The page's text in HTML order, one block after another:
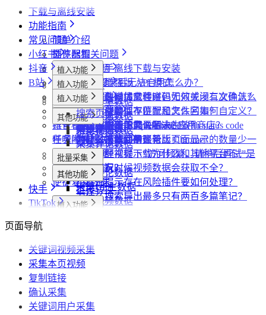
达人详情页
视频详情页
批量采集
采集评论数据
采集视频数据
其他功能
链接转换
达人详情页
视频详情页
批量采集
采集达人数据
采集视频数据
采集评论数据
其他功能
短链解析
下载与离线安装
功能指南
简单介绍
插件配置
飞书同步
数据上报
采集模式
采集历史
账号管理
任务闹钟
采集本页数据
媒体文件下载
便捷复制数据
常见问题
浏览器相关问题
社媒助手离线下载与安装
CRX 安装后无法启用怎么办？
下载插件时提示程序包无效或没有文件怎么
办？
为什么无法访问 Chrome 应用商店？
为什么推荐使用最新版 Chrome？
会员相关问题
什么是增强版 API 模式
什么是自动加载验证码
如何免费获取 VIP
第三方收费下载说明
为什么不能注册账号
下载相关问题
批量下载媒体文件时，如何关闭二次确认？
下载文件的保存位置和文件名如何自定义？
为什么配置的文件名未生效？
飞书相关问题
提示字段类型不匹配是怎么回事？
提示权限不足怎么解决？
小红书相关问题
小红书出现“Request failed with status code
406“是怎么回事？
小红书经常提示“访问频繁，请稍后再试”是
什么情况？
小红书提示存在风险插件要如何处理？
为什么搜索导出最多只有两百多篇笔记？
抖音相关问题
为什么采集到的评论比页面显示的数量少一
些？
为什么有时候视频数据会获取不全？
哔哩哔哩相关问题
哔哩哔哩视频下载为什么和其他平台不一
样？
小红书
植入功能
专辑页
笔记详情页
搜索页
博主详情页
批量采集
采集博主数据
采集评论数据
采集笔记数据
其他功能
链接转换
抖音
植入功能
搜索页
达人详情页
视频详情页
批量采集
采集达人数据
采集视频数据
采集评论数据
其他功能
链接转换
B站
植入功能
搜索页
UP主详情页
视频详情页
批量采集
采集评论数据
采集UP主数据
采集视频数据
其他功能
链接转换
快手
植入功能
视频详情页
采集评论数据
采集视频数据
链接转换
TikTok
视频详情页
采集达人数据
采集视频数据
其他功能
短链解析
页面导航
关键词视频采集
采集本页视频
复制链接
确认采集
关键词用户采集